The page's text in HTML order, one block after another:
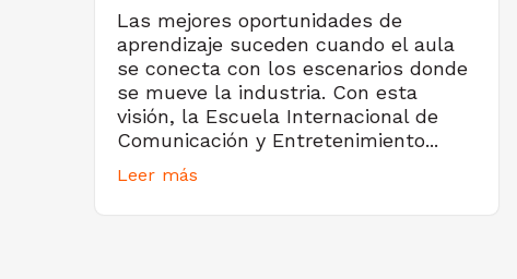
Las mejores oportunidades de
aprendizaje suceden cuando el aula
se conecta con los escenarios donde
se mueve la industria. Con esta
visión, la Escuela Internacional de
Comunicación y Entretenimiento...
Leer más